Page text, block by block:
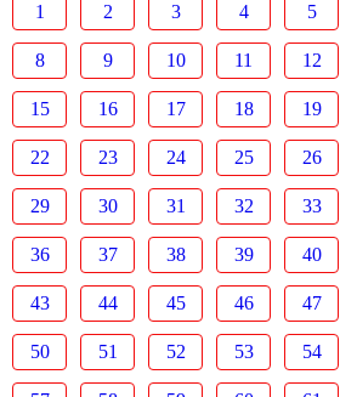
1 2 3 4 5
8 9 10 11 12
15 16 17 18 19
22 23 24 25 26
29 30 31 32 33
36 37 38 39 40
43 44 45 46 47
50 51 52 53 54